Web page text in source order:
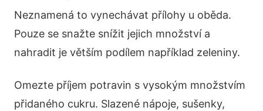
Neznamená to vynechávat přílohy u oběda.
Pouze se snažte snížit jejich množství a
nahradit je větším podílem například zeleniny.
Omezte příjem potravin s vysokým množstvím
přidaného cukru. Slazené nápoje, sušenky,